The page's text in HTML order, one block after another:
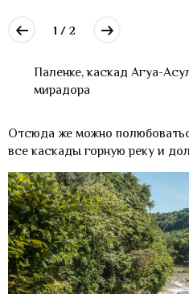
1 / 2
Паленке, каскад Агуа-
мирадора
Отсюда же можно
все каскады горную реку и